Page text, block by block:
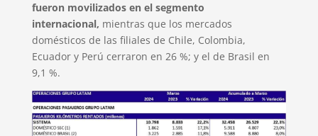
fueron movilizados en el segmento
internacional, mientras que los mercados
domésticos de las filiales de Chile, Colombia,
Ecuador y Perú cerraron en 26 %; y el de Brasil en
9,1 %.